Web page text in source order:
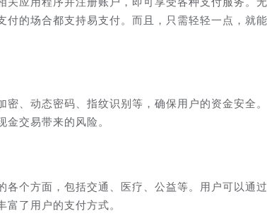
的场合都支持易支付。而且，只需轻轻一点，就能
、动态密码、指纹识别等，确保用户的资金安全。
交易带来的风险。
个方面，包括交通、医疗、公益等。用户可以通过
了用户的支付方式。